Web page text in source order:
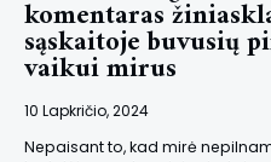
komentaras
sąskaitoje buvusių
vaikui mirus
10 Lapkričio, 2024
Nepaisant to, kad mirė